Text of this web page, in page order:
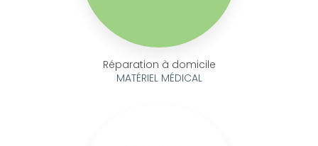
Réparation à domicile
MATÉRIEL MÉDICAL